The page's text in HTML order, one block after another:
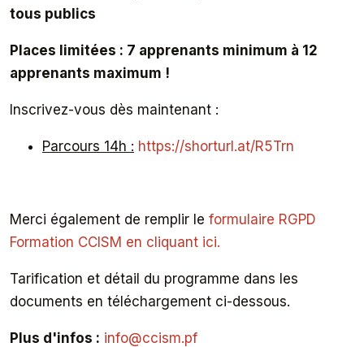
tous publics
Places limitées : 7 apprenants minimum à 12
apprenants maximum !
Inscrivez-vous dès maintenant :
Parcours 14h : https://shorturl.at/R5Trn
Merci également de remplir le formulaire RGPD
Formation CCISM en cliquant ici.
Tarification et détail du programme dans les
documents en téléchargement ci-dessous.
Plus d'infos : info@ccism.pf